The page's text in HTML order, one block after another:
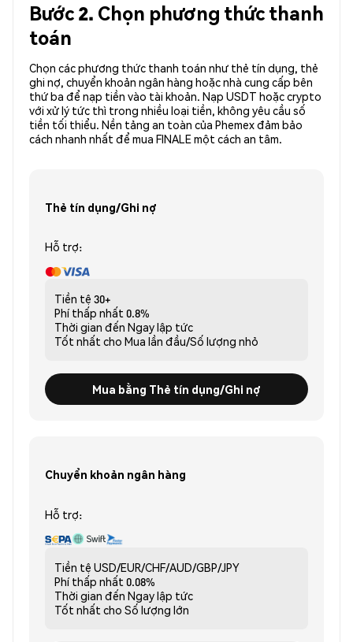
Bước 2. Chọn phương thức thanh
toán
Chọn các phương thức thanh toán như thẻ tín dụng, thẻ
ghi nợ, chuyển khoản ngân hàng hoặc nhà cung cấp bên
thứ ba để nạp tiền vào tài khoản. Nạp USDT hoặc crypto
với xử lý tức thì trong nhiều loại tiền, không yêu cầu số
tiền tối thiểu. Nền tảng an toàn của Phemex đảm bảo
cách nhanh nhất để mua FINALE một cách an tâm.
Thẻ tín dụng/Ghi nợ
Hỗ trợ:
Tiền tệ 30+
Phí thấp nhất 0.8%
Thời gian đến Ngay lập tức
Tốt nhất cho Mua lần đầu/Số lượng nhỏ
Mua bằng Thẻ tín dụng/Ghi nợ
Chuyển khoản ngân hàng
Hỗ trợ:
Tiền tệ USD/EUR/CHF/AUD/GBP/JPY
Phí thấp nhất 0.08%
Thời gian đến Ngay lập tức
Tốt nhất cho Số lượng lớn